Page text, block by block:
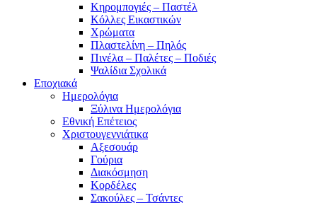
Κηρομπογιές – Παστέλ
Κόλλες Εικαστικών
Χρώματα
Πλαστελίνη – Πηλός
Πινέλα – Παλέτες – Ποδιές
Ψαλίδια Σχολικά
Εποχιακά
Ημερολόγια
Ξύλινα Ημερολόγια
Εθνική Επέτειος
Χριστουγεννιάτικα
Αξεσουάρ
Γούρια
Διακόσμηση
Κορδέλες
Σακούλες – Τσάντες